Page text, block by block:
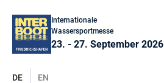
Internationale
Wassersportmesse
23. - 27. September 2026
DE EN